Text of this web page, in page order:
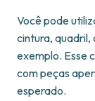
Você pode
cintura, quadril,
exemplo. Esse
com peças
esperado.